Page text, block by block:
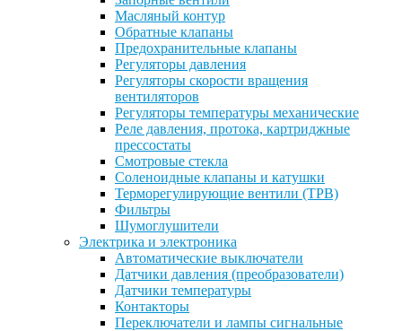
Масляный контур
Обратные клапаны
Предохранительные клапаны
Регуляторы давления
Регуляторы скорости вращения
вентиляторов
Регуляторы температуры механические
Реле давления, протока, картриджные
прессостаты
Смотровые стекла
Соленоидные клапаны и катушки
Терморегулирующие вентили (ТРВ)
Фильтры
Шумоглушители
Электрика и электроника
Автоматические выключатели
Датчики давления (преобразователи)
Датчики температуры
Контакторы
Переключатели и лампы сигнальные